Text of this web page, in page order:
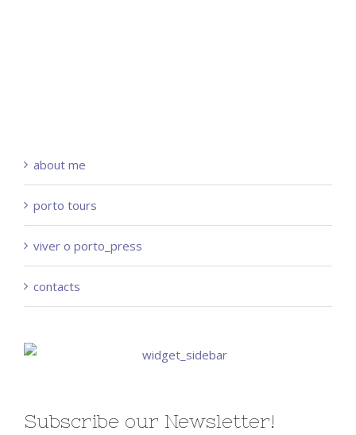
about me
porto tours
viver o porto_press
contacts
Subscribe our Newsletter!